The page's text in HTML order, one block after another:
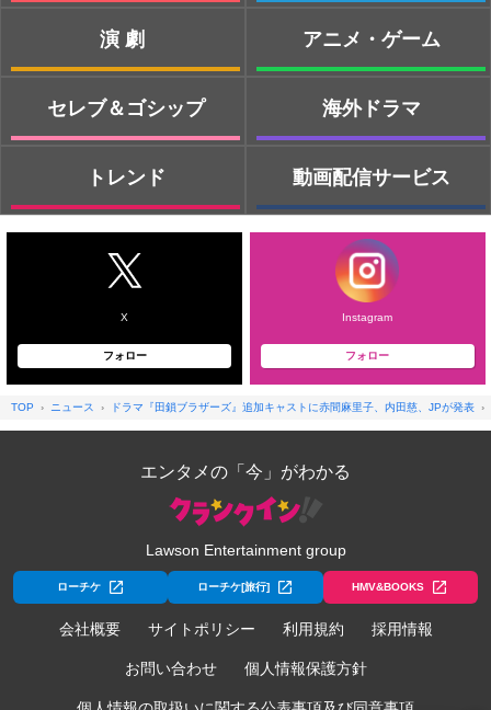
演劇
セレブ＆ゴシップ
トレンド
アニメ・ゲーム
海外ドラマ
動画配信サービス
X
フォロー
Instagram
フォロー
TOP ニュース ドラマ『田鎖ブラザーズ』追加キャストに赤間麻里子、内田慈、JPが発表
エンタメの「今」がわかる
Lawson Entertainment group
ローチケ ローチケ[旅行] HMV&BOOKS
会社概要 サイトポリシー 利用規約 採用情報
お問い合わせ 個人情報保護方針